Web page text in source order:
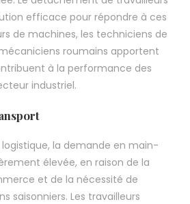
efficace pour répondre à ces
de machines, les techniciens de
roumains apportent
à la performance des
industriel.
la demande en main-
élevée, en raison de la
et de la nécessité de
saisonniers. Les travailleurs